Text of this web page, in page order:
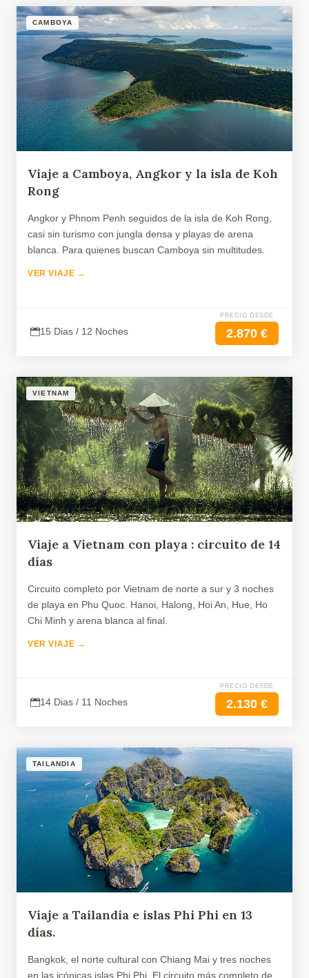
CAMBOYA
Viaje a Camboya, Angkor y la isla de Koh
Rong
Angkor y Phnom Penh seguidos de la isla de Koh Rong,
casi sin turismo con jungla densa y playas de arena
blanca. Para quienes buscan Camboya sin multitudes.
VER VIAJE →
15 Dias / 12 Noches
PRECIO DESDE
2.870 €
VIETNAM
Viaje a Vietnam con playa : circuito de 14
días
Circuito completo por Vietnam de norte a sur y 3 noches
de playa en Phu Quoc. Hanoi, Halong, Hoi An, Hue, Ho
Chi Minh y arena blanca al final.
VER VIAJE →
14 Dias / 11 Noches
PRECIO DESDE
2.130 €
TAILANDIA
Viaje a Tailandia e islas Phi Phi en 13
días.
Bangkok, el norte cultural con Chiang Mai y tres noches
en las icónicas islas Phi Phi. El circuito más completo de